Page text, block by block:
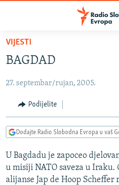
Pređite
glavni
Pređite
Pređite
pretragu
SRBIJA
KOSOVO
VIZUELNO
VIDEO
FOTOGALERIJE
PODCASTI
RAT U UKRAJINI
VIJESTI
BAGDAD
27. septembar/rujan, 2005.
Podijelite
Dodajte Radio Slobodna Evropa u vaš
U Bagdadu je zapoceo
u misiji NATO saveza u
alijanse Jap de Hoop